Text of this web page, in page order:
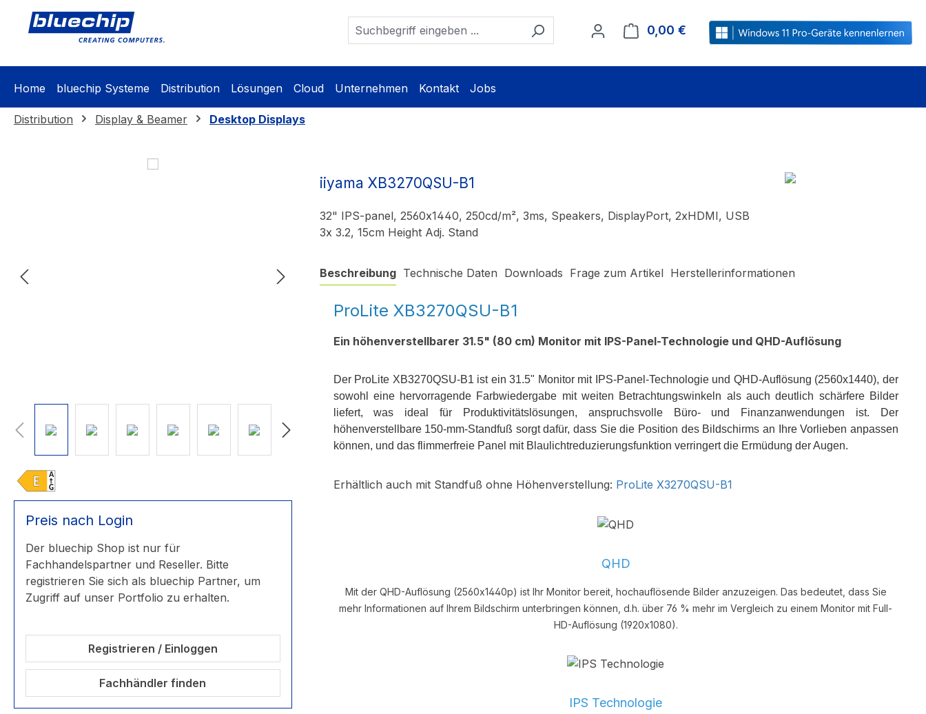
Zur Hauptnavigation springen
0,00 € Warenkorb enthält 0 Positionen. Der
Home bluechip Systeme Distribution Lösungen Cloud Unternehmen Kontakt Jobs
Distribution Display & Beamer Desktop Displays
Bildergalerie überspringen
Preis nach Login
Der bluechip Shop ist nur für
Fachhandelspartner und Reseller. Bitte
registrieren Sie sich als bluechip Partner, um
Zugriff auf unser Portfolio zu erhalten.
Registrieren / Einloggen
Fachhändler finden
iiyama XB3270QSU-B1
32" IPS-panel, 2560x1440, 250cd/m², 3ms, Speakers, DisplayPort, 2xHDMI, USB
3x 3.2, 15cm Height Adj. Stand
Beschreibung Technische Daten Downloads Frage zum Artikel Herstellerinformationen
ProLite XB3270QSU-B1
Ein höhenverstellbarer 31.5" (80 cm) Monitor mit IPS-Panel-Technologie und QHD-Auflösung
Der ProLite XB3270QSU-B1 ist ein 31.5" Monitor mit IPS-Panel-Technologie und QHD-Auflösung (2560x1440), der
sowohl eine hervorragende Farbwiedergabe mit weiten Betrachtungswinkeln als auch deutlich schärfere Bilder
liefert, was ideal für Produktivitätslösungen, anspruchsvolle Büro- und Finanzanwendungen ist. Der
höhenverstellbare 150-mm-Standfuß sorgt dafür, dass Sie die Position des Bildschirms an Ihre Vorlieben anpassen
können, und das flimmerfreie Panel mit Blaulichtreduzierungsfunktion verringert die Ermüdung der Augen.
Erhältlich auch mit Standfuß ohne Höhenverstellung: ProLite X3270QSU-B1
QHD
Mit der QHD-Auflösung (2560x1440p) ist Ihr Monitor bereit, hochauflösende Bilder anzuzeigen. Das bedeutet, dass Sie
mehr Informationen auf Ihrem Bildschirm unterbringen können, d.h. über 76 % mehr im Vergleich zu einem Monitor mit Full-
HD-Auflösung (1920x1080).
IPS Technologie